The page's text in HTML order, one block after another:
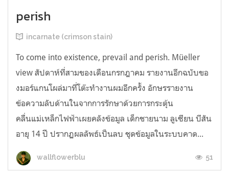
perish
incarnate (crimson stain)
To come into existence, prevail and perish. Müeller
view สัปดาห์ที่สามของเดือนกรกฎาคม รายงานอีกฉบับขอ
งมอร์แกนโผล่มาที่โต๊ะทำงานผมอีกครั้ง อักษรรายงาน
ข้อความลับด้านในจากการรักษาด้วยการกระตุ้น
คลื่นแม่เหล็กไฟฟ้าเผยคลังข้อมูล เด็กชายนาม ลูเซียน บีสัน
อายุ 14 ปี ปรากฏผลลัพธ์เป็นลบ ชุดข้อมูลในระบบคาด...
wallflowerblu 51